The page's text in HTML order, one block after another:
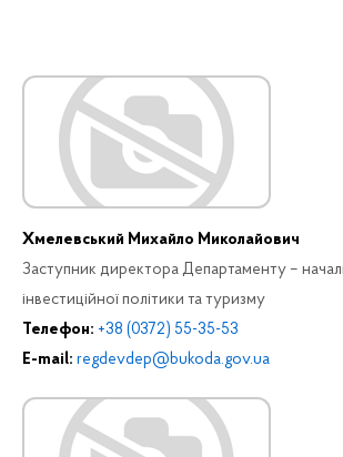
Хмелевський Михайло Миколайович
Заступник директора Департаменту –
інвестиційної політики та туризму
Телефон: +38 (0372) 55-35-53
E-mail: regdevdep@bukoda.gov.ua